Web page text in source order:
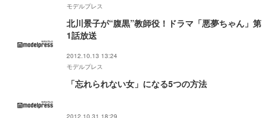
モデルプレス
北川景子が“腹黒”教師役！ドラマ「悪夢ちゃん」第
1話放送
2012.10.13 13:24
モデルプレス
「忘れられない女」になる5つの方法
2012.10.31 18:29